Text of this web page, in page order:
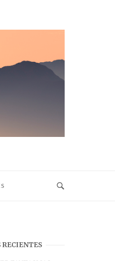
RECIENTES